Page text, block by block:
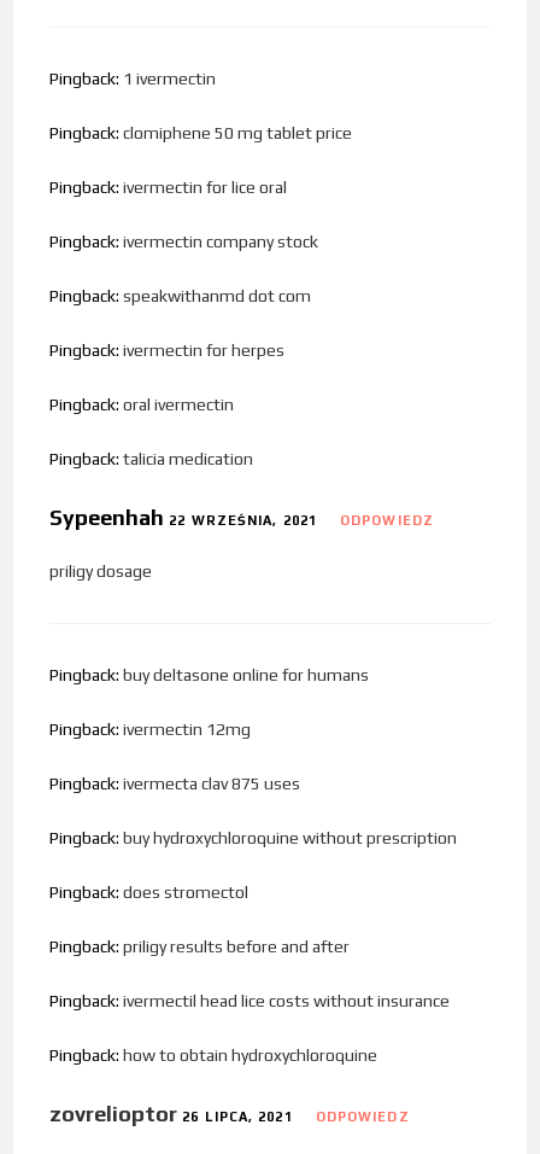
Pingback: 1 ivermectin
Pingback:clomiphene 50 mg tablet price
Pingback:ivermectin for lice oral
Pingback:ivermectin company stock
Pingback:speakwithanmd dot com
Pingback:ivermectin for herpes
Pingback:oral ivermectin
Pingback:talicia medication
Sypeenhah 22 WRZEŚNIA, 2021 ODPOWIEDZ
priligy dosage
Pingback:buy deltasone online for humans
Pingback:ivermectin 12mg
Pingback:ivermecta clav 875 uses
Pingback:buy hydroxychloroquine without prescription
Pingback:does stromectol
Pingback:priligy results before and after
Pingback:ivermectil head lice costs without insurance
Pingback:how to obtain hydroxychloroquine
zovrelioptor 26 LIPCA, 2021 ODPOWIEDZ